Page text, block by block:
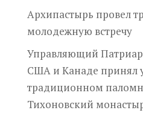
Архипастырь провел
молодежную встречу
Управляющий
США и Канаде принял
традиционном
Тихоновский